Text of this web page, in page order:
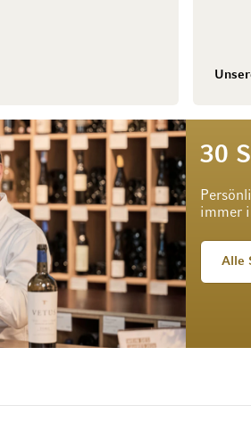
30
immer
Alle